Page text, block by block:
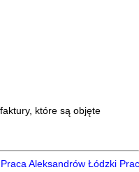
które są objęte
Aleksandrów Łódzki